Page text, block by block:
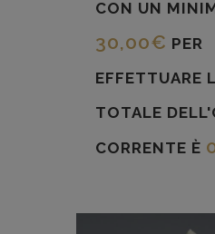
CON UN
30,00€ PER
EFFETTUARE
TOTALE
CORRENTE È